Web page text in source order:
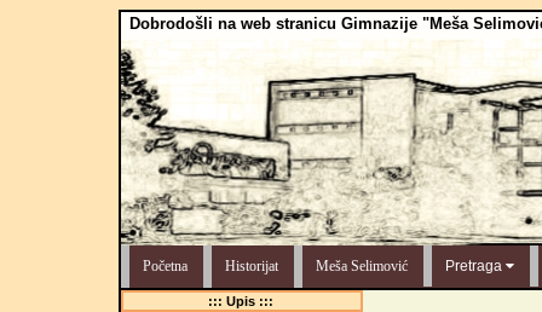
Dobrodošli na web stranicu Gimnazije "Meša
Početna Historijat Meša Selimović Pretraga
::: Upis :::